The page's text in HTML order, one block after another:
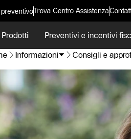
Trova Centro Assistenza
Prodotti Preventivi e incentivi
Informazioni Consigli e